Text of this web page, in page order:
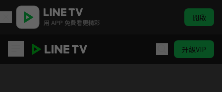
用 APP 免費看更精彩 開啟
升級VIP